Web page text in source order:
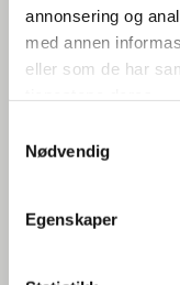
annonsering og
med annen
eller som de har
Nødvendig
Egenskaper